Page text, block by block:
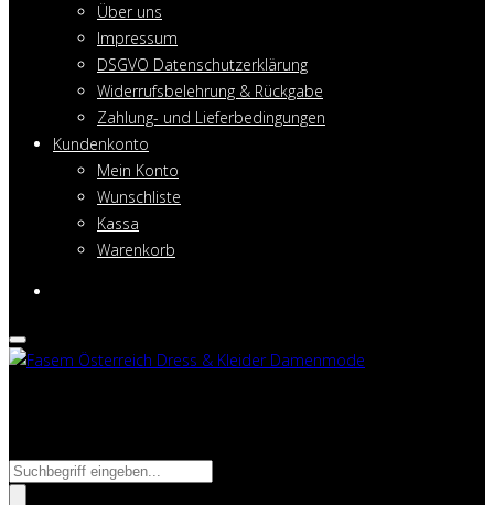
Über uns
Impressum
DSGVO Datenschutzerklärung
Widerrufsbelehrung & Rückgabe
Zahlung- und Lieferbedingungen
Kundenkonto
Mein Konto
Wunschliste
Kassa
Warenkorb